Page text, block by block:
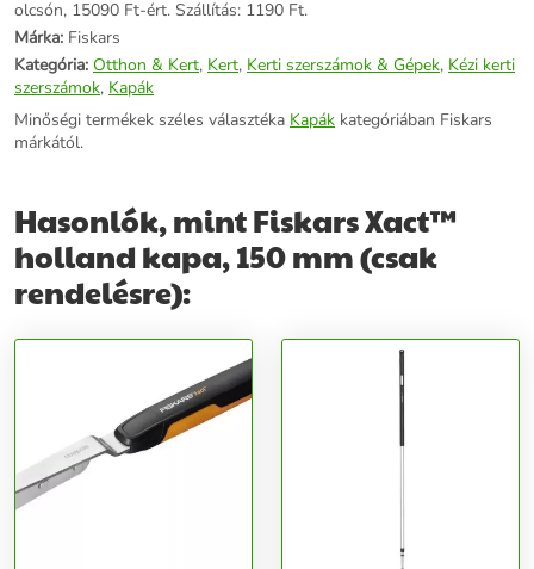
tárolásértMéretek Szélesség: 124 mmHosszúság: 1702
mmMagasság: 40 mm
További információk>>
olcsón, 15090 Ft-ért. Szállítás: 1190 Ft.
Márka: Fiskars
Kategória: Otthon & Kert, Kert, Kerti szerszámok & Gépek, Kézi kerti
szerszámok, Kapák
Minőségi termékek széles választéka Kapák kategóriában Fiskars
márkától.
Hasonlók, mint Fiskars Xact™
holland kapa, 150 mm (csak
rendelésre):